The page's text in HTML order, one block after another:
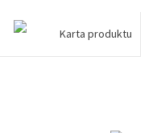
Karta produktu